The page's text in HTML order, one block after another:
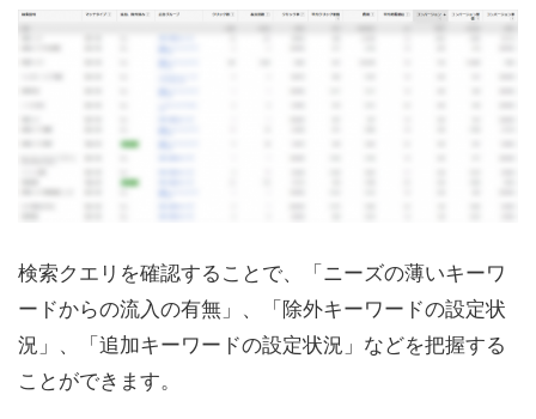
検索クエリを確認することで、「ニーズの薄いキーワ
ードからの流入の有無」、「除外キーワードの設定状
況」、「追加キーワードの設定状況」などを把握する
ことができます。